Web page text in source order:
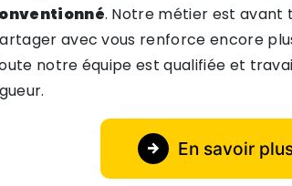
. Notre métier est avant
avec vous renforce encore
notre équipe est qualifiée et
En savoir